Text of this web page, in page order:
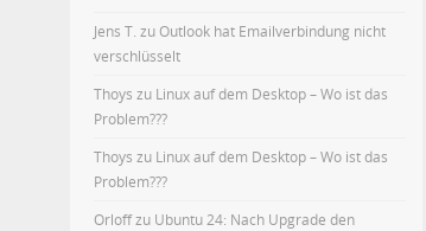
Jens T. zuOutlook hat Emailverbindung nicht
verschlüsselt
Thoys zu Linux auf dem Desktop – Wo ist das
Problem???
Thoys zu Linux auf dem Desktop – Wo ist das
Problem???
Orloffzu Ubuntu 24: Nach Upgrade den